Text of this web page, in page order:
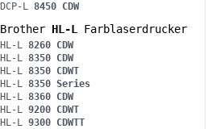
DCP-L 8450 CDW
Brother HL-L Farblaserdrucker
HL-L 8260 CDW
HL-L 8350 CDW
HL-L 8350 CDWT
HL-L 8350 Series
HL-L 8360 CDW
HL-L 9200 CDWT
HL-L 9300 CDWTT